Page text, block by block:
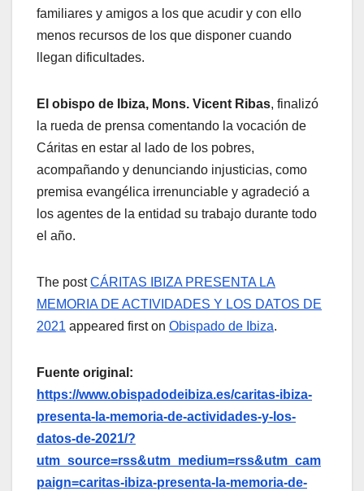
familiares y amigos a los que acudir y con ello
menos recursos de los que disponer cuando
llegan dificultades.
El obispo de Ibiza, Mons. Vicent Ribas, finalizó
la rueda de prensa comentando la vocación de
Cáritas en estar al lado de los pobres,
acompañando y denunciando injusticias, como
premisa evangélica irrenunciable y agradeció a
los agentes de la entidad su trabajo durante todo
el año.
The postCÁRITAS IBIZA PRESENTA LA
MEMORIA DE ACTIVIDADES Y LOS DATOS DE
2021 appeared first on Obispado de Ibiza.
Fuente original:
https://www.obispadodeibiza.es/caritas-ibiza-
presenta-la-memoria-de-actividades-y-los-
datos-de-2021/?
utm_source=rss&utm_medium=rss&utm_cam
paign=caritas-ibiza-presenta-la-memoria-de-